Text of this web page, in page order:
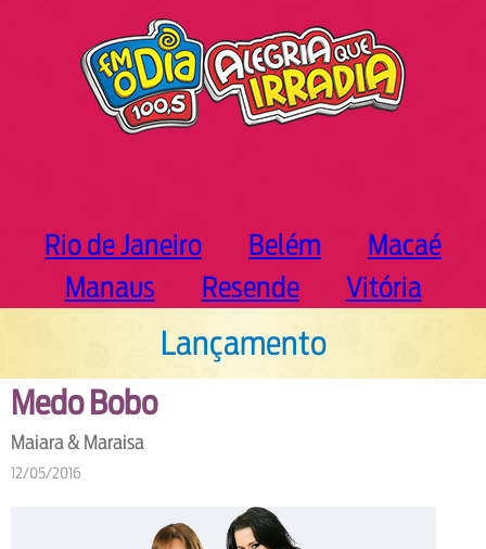
Rio de Janeiro Belém
Macaé
Manaus
Resende Vitória
Lançamento
Medo Bobo
Maiara & Maraisa
12/05/2016